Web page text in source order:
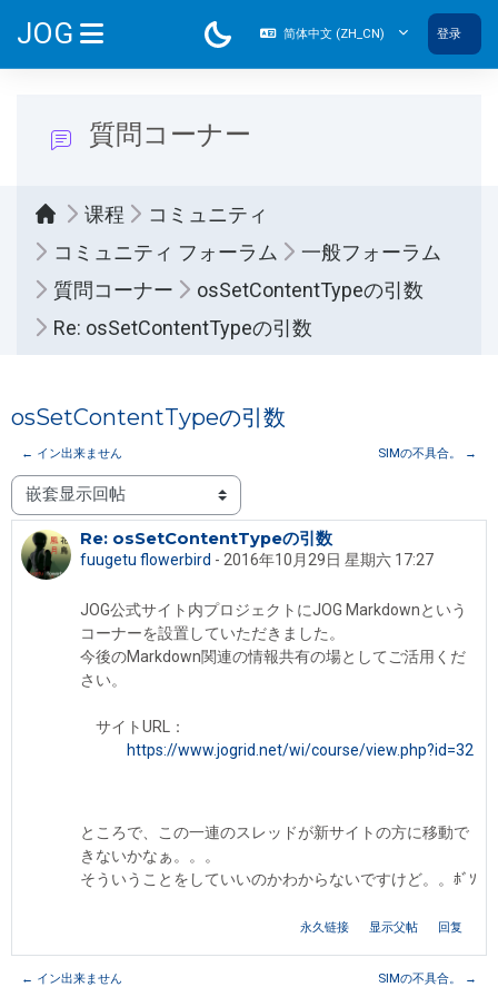
JOG 简体中文 ‎(ZH_CN)‎ 登录
質問コーナー
课程
コミュニティ
コミュニティ フォーラム
一般フォーラム
質問コーナー
osSetContentTypeの引数
Re: osSetContentTypeの引数
osSetContentTypeの引数
← イン出来ません SIMの不具合。 →
显示模式
Re: osSetContentTypeの引数
fuugetu flowerbird - 2016年10月29日 星期六 17:27
回帖数：0
JOG公式サイト内プロジェクトにJOG Markdownという
コーナーを設置していただきました。
今後のMarkdown関連の情報共有の場としてご活用くだ
さい。
サイトURL：
https://www.jogrid.net/wi/course/view.php?id=32
ところで、この一連のスレッドが新サイトの方に移動で
きないかなぁ。。。
そういうことをしていいのかわからないですけど。。ﾎﾞｿ
永久链接 显示父帖 回复
← イン出来ません SIMの不具合。 →